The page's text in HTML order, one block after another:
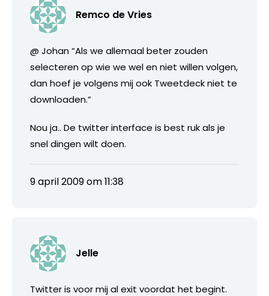
Remco de Vries
@ Johan “Als we allemaal beter zouden
selecteren op wie we wel en niet willen volgen,
dan hoef je volgens mij ook Tweetdeck niet te
downloaden.”
Nou ja.. De twitter interface is best ruk als je
snel dingen wilt doen.
9 april 2009 om 11:38
Jelle
Twitter is voor mij al exit voordat het begint.